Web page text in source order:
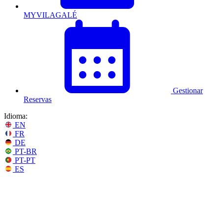
MYVILAGALÉ
Gestionar
Reservas
Idioma:
EN
FR
DE
PT-BR
PT-PT
ES